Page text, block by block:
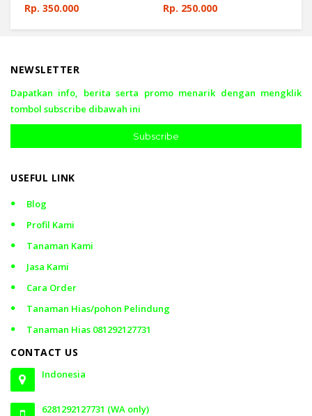
Rp. 350.000 Rp. 250.000
NEWSLETTER
Dapatkan info, berita serta promo menarik dengan mengklik
tombol subscribe dibawah ini
Subscribe
USEFUL LINK
Blog
Profil Kami
Tanaman Kami
Jasa Kami
Cara Order
Tanaman Hias/pohon Pelindung
Tanaman Hias 081292127731
CONTACT US
Indonesia
6281292127731 (WA only)